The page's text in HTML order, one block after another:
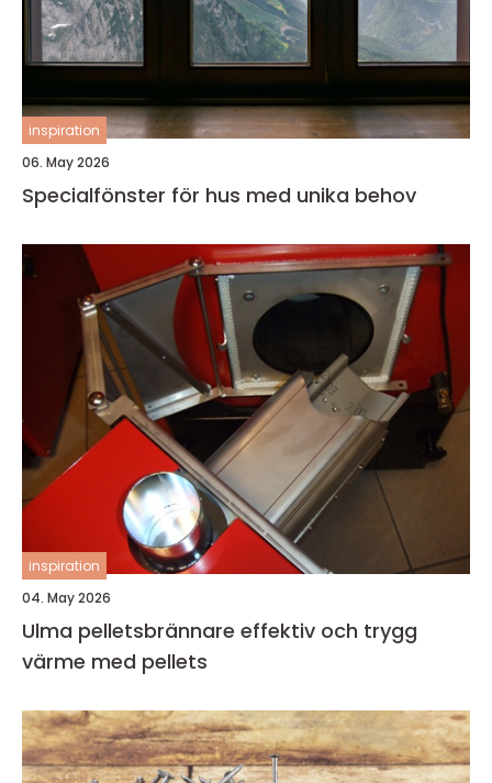
inspiration
06. May 2026
Specialfönster för hus med unika behov
inspiration
04. May 2026
Ulma pelletsbrännare effektiv och trygg
värme med pellets